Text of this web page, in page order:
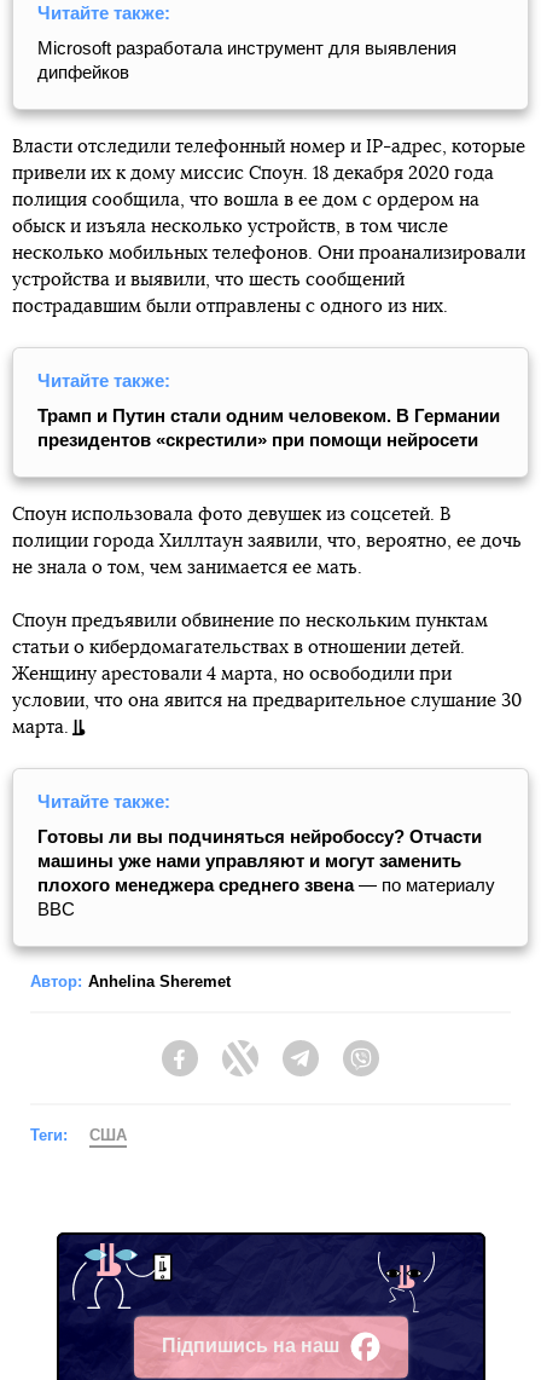
Читайте также:
Microsoft разработала инструмент для выявления
дипфейков
Власти отследили телефонный номер и IP-адрес, которые
привели их к дому миссис Споун. 18 декабря 2020 года
полиция сообщила, что вошла в ее дом с ордером на
обыск и изъяла несколько устройств, в том числе
несколько мобильных телефонов. Они проанализировали
устройства и выявили, что шесть сообщений
пострадавшим были отправлены с одного из них.
Читайте также:
Трамп и Путин стали одним человеком. В Германии
президентов «скрестили» при помощи нейросети
Споун использовала фото девушек из соцсетей. В
полиции города Хиллтаун заявили, что, вероятно, ее дочь
не знала о том, чем занимается ее мать.
Споун предъявили обвинение по нескольким пунктам
статьи о кибердомагательствах в отношении детей.
Женщину арестовали 4 марта, но освободили при
условии, что она явится на предварительное слушание 30
марта.
Читайте также:
Готовы ли вы подчиняться нейробоссу? Отчасти
машины уже нами управляют и могут заменить
плохого менеджера среднего звена— по материалу
BBC
Автор: Anhelina Sheremet
FacebookTwitter Telegram
Теги: США
Підпишись на наш
Facebook